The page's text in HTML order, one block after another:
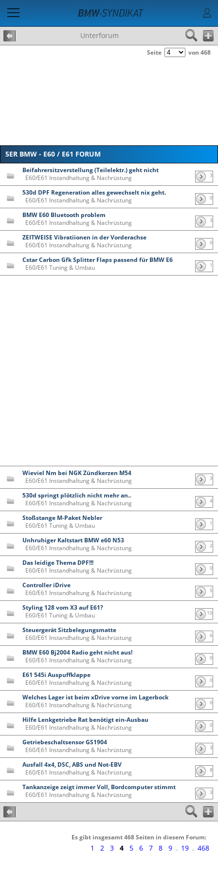
Unterforum
Seite von 468
5ER BMW - E60 / E61 FORUM
Beifahrersitzverstellung (Teilelektr.) geht nicht
E60/E61 Instandhaltung & Nachrüstung
3
530d DPF Regeneration alles gewechselt nix geht.
E60/E61 Instandhaltung & Nachrüstung
0
BMW E60 Bluetooth problem
E60/E61 Instandhaltung & Nachrüstung
3
ZEITWEISE Vibratiionen in der Vorderachse
E60/E61 Instandhaltung & Nachrüstung
0
Cstar Carbon Gfk Splitter Flaps passend für BMW E6
E60/E61 Tuning & Umbau
1
Wieviel Nm bei NGK Zündkerzen M54
E60/E61 Instandhaltung & Nachrüstung
3
530d springt plötzlich nicht mehr an..
E60/E61 Instandhaltung & Nachrüstung
4
Stoßstange M-Paket Nebler
E60/E61 Tuning & Umbau
1
Unhruhiger Kaltstart BMW e60 N53
E60/E61 Instandhaltung & Nachrüstung
2
Das leidige Thema DPF!!!
E60/E61 Instandhaltung & Nachrüstung
0
Controller iDrive
E60/E61 Instandhaltung & Nachrüstung
5
Styling 128 vom X3 auf E61?
E60/E61 Tuning & Umbau
10
Steuergerät Sitzbelegungsmatte
E60/E61 Instandhaltung & Nachrüstung
6
BMW E60 Bj2004 Radio geht nicht aus!
E60/E61 Instandhaltung & Nachrüstung
0
E61 545i Auspuffklappe
E60/E61 Instandhaltung & Nachrüstung
0
Welches Lager ist beim xDrive vorne im Lagerbock
E60/E61 Instandhaltung & Nachrüstung
0
Hilfe Lenkgetriebe Rat benötigt ein-Ausbau
E60/E61 Instandhaltung & Nachrüstung
0
Getriebeschaltsensor GS1904
E60/E61 Instandhaltung & Nachrüstung
3
Ausfall 4x4, DSC, ABS und Not-EBV
E60/E61 Instandhaltung & Nachrüstung
8
Tankanzeige zeigt immer Voll, Bordcomputer stimmt
E60/E61 Instandhaltung & Nachrüstung
3
Es gibt insgesamt 468 Seiten in diesem Forum:
1 2 3 4 5 6 7 8 9 .. 19 .. 468